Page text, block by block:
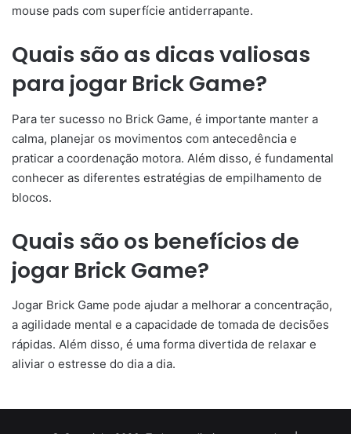
mouse pads com superfície antiderrapante.
Quais são as dicas valiosas
para jogar Brick Game?
Para ter sucesso no Brick Game, é importante manter a
calma, planejar os movimentos com antecedência e
praticar a coordenação motora. Além disso, é fundamental
conhecer as diferentes estratégias de empilhamento de
blocos.
Quais são os benefícios de
jogar Brick Game?
Jogar Brick Game pode ajudar a melhorar a concentração,
a agilidade mental e a capacidade de tomada de decisões
rápidas. Além disso, é uma forma divertida de relaxar e
aliviar o estresse do dia a dia.